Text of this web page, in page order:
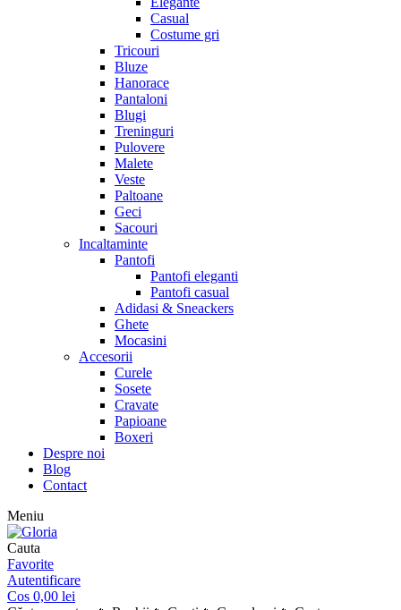
Casual
Costume gri
Tricouri
Bluze
Hanorace
Pantaloni
Blugi
Treninguri
Pulovere
Malete
Veste
Paltoane
Geci
Sacouri
Incaltaminte
Pantofi
Pantofi eleganti
Pantofi casual
Adidasi & Sneackers
Ghete
Mocasini
Accesorii
Curele
Sosete
Cravate
Papioane
Boxeri
Despre noi
Blog
Contact
Meniu
Cauta
Favorite
Autentificare
Cos 0,00 lei